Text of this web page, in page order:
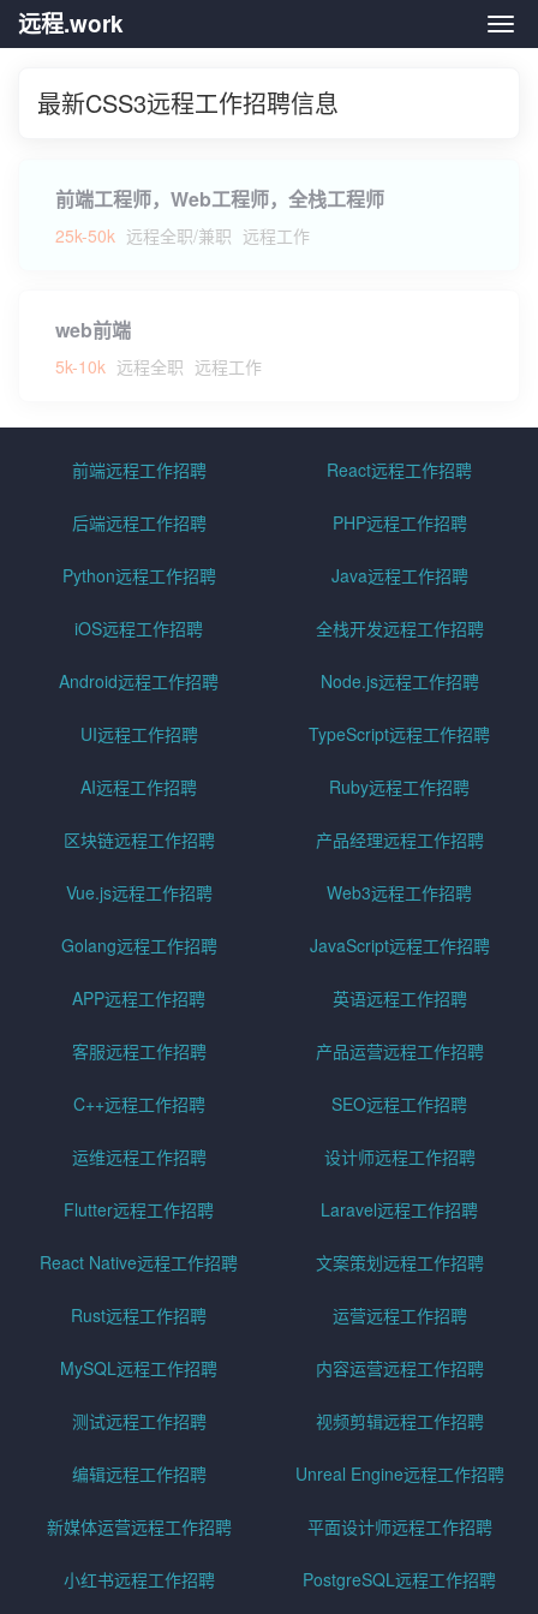
远
远程.work
最新CSS3远程工作招聘信息
前端工程师，Web工程师，全栈工程师
25k-50k 远程全职/兼职 远程工作
web前端
5k-10k 远程全职 远程工作
前端远程工作招聘 React远程工作招聘
后端远程工作招聘 PHP远程工作招聘
Python远程工作招聘 Java远程工作招聘
iOS远程工作招聘 全栈开发远程工作招聘
Android远程工作招聘 Node.js远程工作招聘
UI远程工作招聘 TypeScript远程工作招聘
AI远程工作招聘 Ruby远程工作招聘
区块链远程工作招聘 产品经理远程工作招聘
Vue.js远程工作招聘 Web3远程工作招聘
Golang远程工作招聘 JavaScript远程工作招聘
APP远程工作招聘 英语远程工作招聘
客服远程工作招聘 产品运营远程工作招聘
C++远程工作招聘 SEO远程工作招聘
运维远程工作招聘 设计师远程工作招聘
Flutter远程工作招聘 Laravel远程工作招聘
React Native远程工作招聘 文案策划远程工作招聘
Rust远程工作招聘 运营远程工作招聘
MySQL远程工作招聘 内容运营远程工作招聘
测试远程工作招聘 视频剪辑远程工作招聘
编辑远程工作招聘 Unreal Engine远程工作招聘
新媒体运营远程工作招聘 平面设计师远程工作招聘
小红书远程工作招聘 PostgreSQL远程工作招聘